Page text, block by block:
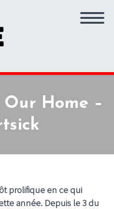
Home –
prolifique en ce qui
année. Depuis le 3 du